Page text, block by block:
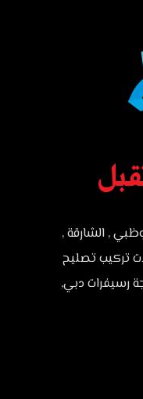
, الشارقة ,
خصم 30% محلات تركيب تصليح
رسيفرات دبي,